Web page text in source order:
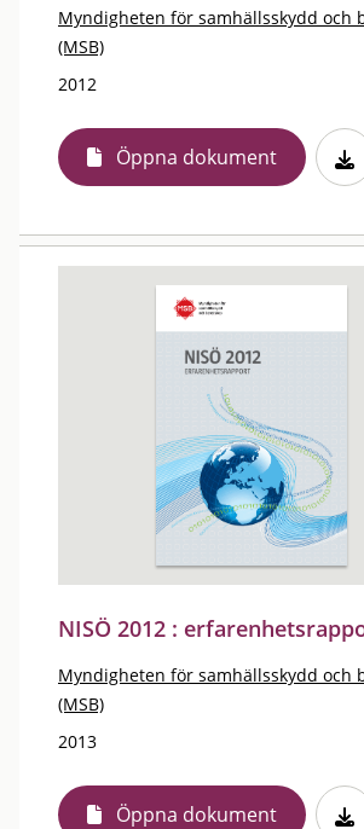
Myndigheten för samhällsskydd och
(MSB)
2012
Öppna dokument
NISÖ 2012 :
Myndigheten för samhällsskydd och
(MSB)
2013
Öppna dokument